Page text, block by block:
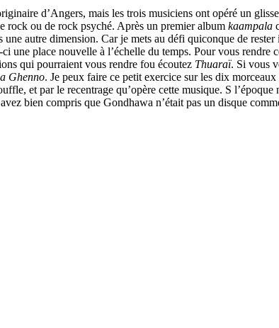
d’Angers, mais les trois musiciens ont opéré un
rock ou de rock psyché. Après un premier album kaampala
autre dimension. Car je mets au défi quiconque de
une place nouvelle à l’échelle du temps. Pour vous
qui pourraient vous rendre fou écoutez Thuaraï. Si vous
Ghenno. Je peux faire ce petit exercice sur les dix
et par le recentrage qu’opère cette musique. S
bien compris que Gondhawa n’était pas un disque